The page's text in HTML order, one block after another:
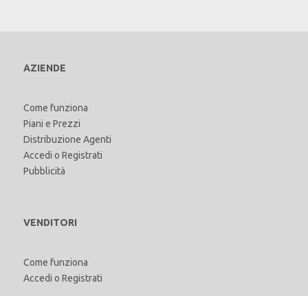
AZIENDE
Come funziona
Piani e Prezzi
Distribuzione Agenti
Accedi o Registrati
Pubblicità
VENDITORI
Come funziona
Accedi o Registrati